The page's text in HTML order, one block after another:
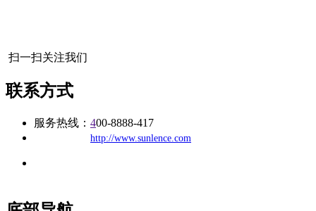
扫一扫关注我们
联系方式
服务热线： 400-8888-417
http://www.sunlence.com